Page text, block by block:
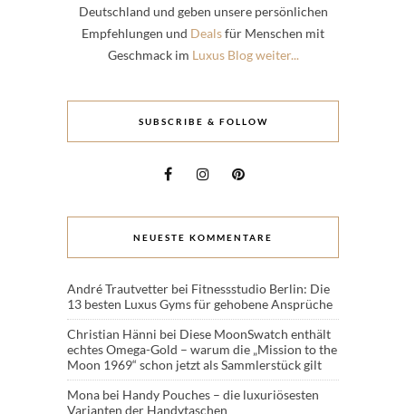
Deutschland und geben unsere persönlichen
Empfehlungen und Dealsfür Menschen mit
Geschmack im Luxus Blog weiter...
SUBSCRIBE & FOLLOW
NEUESTE KOMMENTARE
André Trautvetter bei Fitnessstudio Berlin: Die
13 besten Luxus Gyms für gehobene Ansprüche
Christian Hänni bei Diese MoonSwatch enthält
echtes Omega-Gold – warum die „Mission to the
Moon 1969“ schon jetzt als Sammlerstück gilt
Mona bei Handy Pouches – die luxuriösesten
Varianten der Handytaschen